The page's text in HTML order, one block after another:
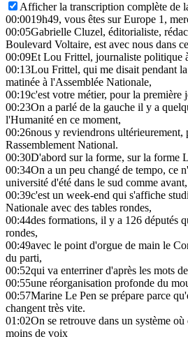
Afficher la transcription complète de
00:0019h49, vous êtes sur Europe 1,
00:05Gabrielle Cluzel, éditorialiste,
Boulevard Voltaire, est avec nous dans
00:09Et Lou Frittel, journaliste politique
00:13Lou Frittel, qui me disait pendant la
matinée à l'Assemblée Nationale,
00:19c'est votre métier, pour la première
00:23On a parlé de la gauche il y a
l'Humanité en ce moment,
00:26nous y reviendrons ultérieurement,
Rassemblement National.
00:30D'abord sur la forme, sur la forme
00:34On a un peu changé de tempo, ce
université d'été dans le sud comme avant,
00:39c'est un week-end qui s'affiche
Nationale avec des tables rondes,
00:44des formations, il y a 126 députés
rondes,
00:49avec le point d'orgue de main le
du parti,
00:52qui va enterriner d'après les mots
00:55une réorganisation profonde du
00:57Marine Le Pen se prépare parce
changent très vite.
01:02On se retrouve dans un système
moins de voix